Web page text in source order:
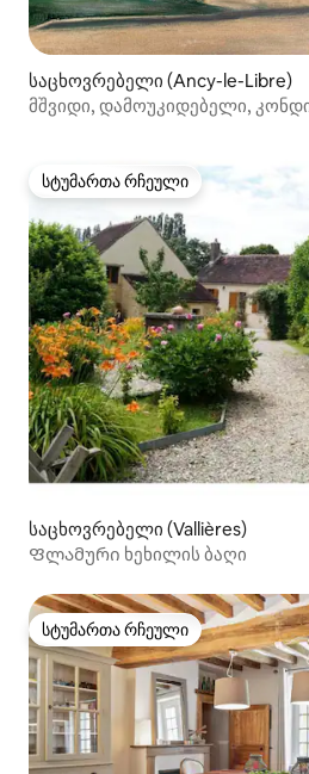
საცხოვრებელი (Ancy-le-Libre)
მშვიდი, დამოუკიდებელი,
სტუმართა რჩეული
სტუმართა რჩეული
საცხოვრებელი (Vallières)
Ფლამური ხეხილის ბაღი
სტუმართა რჩეული
სტუმართა რჩეული